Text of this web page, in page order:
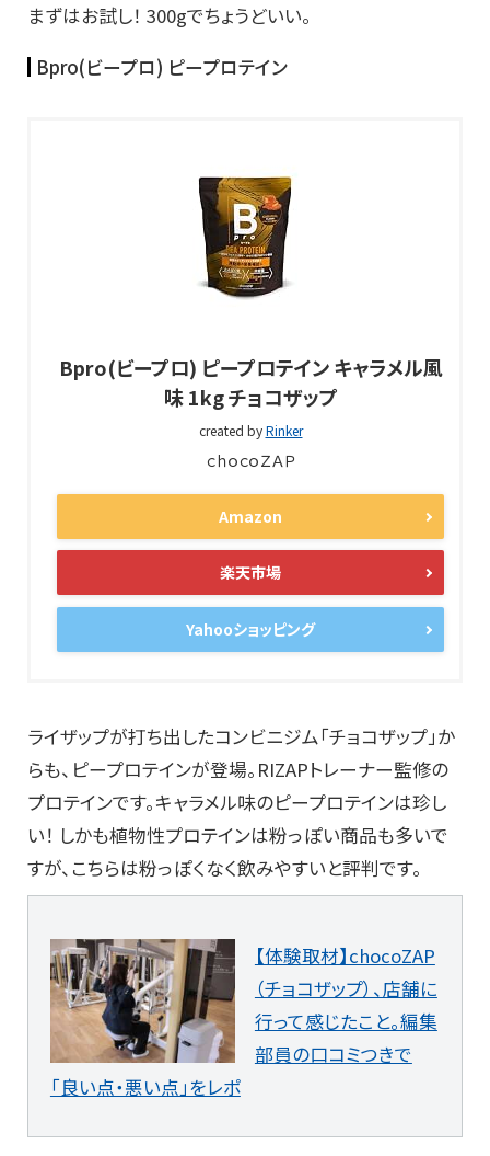
まずはお試し！ 300gでちょうどいい。
Bpro(ビープロ) ピープロテイン
Bpro(ビープロ) ピープロテイン キャラメル風
味 1kg チョコザップ
created byRinker
ｃｈｏｃｏＺＡＰ
Amazon
楽天市場
Yahooショッピング
ライザップが打ち出したコンビニジム「チョコザップ」か
らも、ピープロテインが登場。RIZAPトレーナー監修の
プロテインです。キャラメル味のピープロテインは珍し
い！ しかも植物性プロテインは粉っぽい商品も多いで
すが、こちらは粉っぽくなく飲みやすいと評判です。
【体験取材】chocoZAP
（チョコザップ）、店舗に
行って感じたこと。編集
部員の口コミつきで
「良い点・悪い点」をレポ